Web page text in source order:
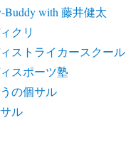
Buddy with 藤井健太
クリ
ストライカースクール
スポーツ塾
の個サル
ル